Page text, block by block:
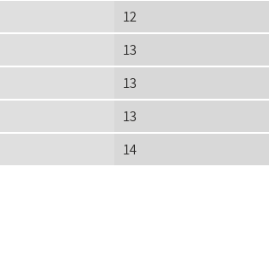
12
13
13
13
14